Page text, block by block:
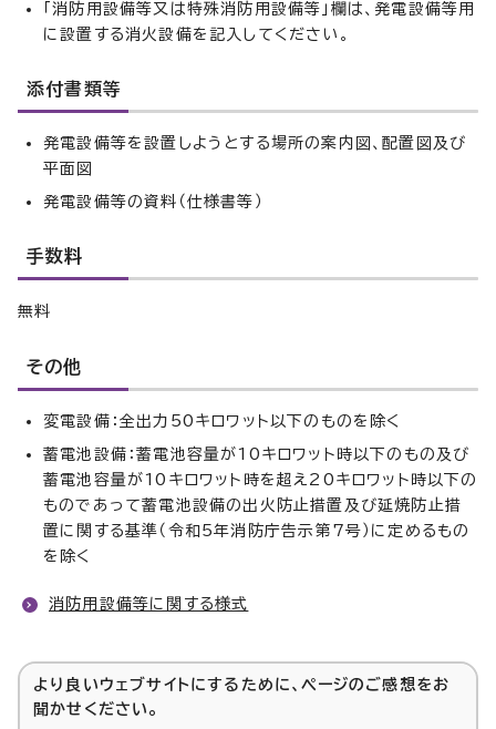
「消防用設備等又は特殊消防用設備等」欄は、発電設備等用
に設置する消火設備を記入してください。
添付書類等
発電設備等を設置しようとする場所の案内図、配置図及び
平面図
発電設備等の資料（仕様書等）
手数料
無料
その他
変電設備：全出力50キロワット以下のものを除く
蓄電池設備：蓄電池容量が10キロワット時以下のもの及び
蓄電池容量が10キロワット時を超え20キロワット時以下の
ものであって蓄電池設備の出火防止措置及び延焼防止措
置に関する基準（令和5年消防庁告示第7号）に定めるもの
を除く
消防用設備等に関する様式
より良いウェブサイトにするために、ページのご感想をお
聞かせください。